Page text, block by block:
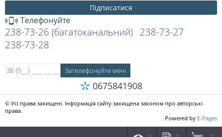
Підписатися
Телефонуйте
238-73-26 (багатоканальний) 238-73-27
238-73-28
0675841908
© Усі права захищені. Інформація сайту захищена законом про авторські
права.
Powered by E-Pages